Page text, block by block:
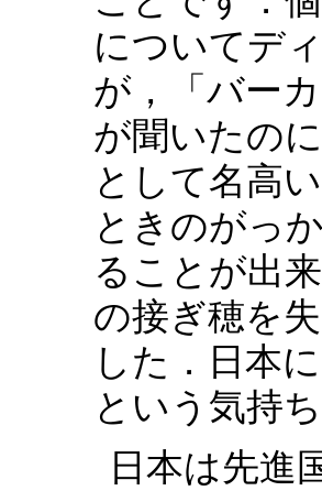
についてデ
が，「バー
が聞いたの
として名高
ときのがっ
ることが出
の接ぎ穂を
した．日本
という気持
日本は先進